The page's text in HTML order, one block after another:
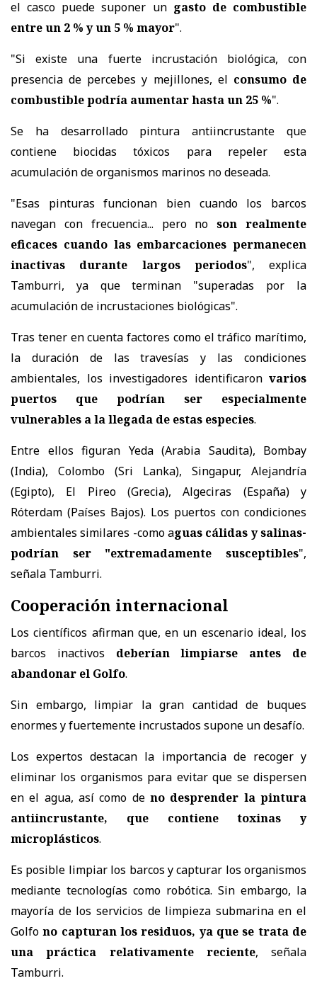
el casco puede suponer un gasto de combustible
entre un 2 % y un 5 % mayor".
"Si existe una fuerte incrustación biológica, con
presencia de percebes y mejillones, el consumo de
combustible podría aumentar hasta un 25 %".
Se ha desarrollado pintura antiincrustante que
contiene biocidas tóxicos para repeler esta
acumulación de organismos marinos no deseada.
"Esas pinturas funcionan bien cuando los barcos
navegan con frecuencia... pero noson realmente
eficaces cuando las embarcaciones permanecen
inactivas durante largos periodos", explica
Tamburri, ya que terminan "superadas por la
acumulación de incrustaciones biológicas".
Tras tener en cuenta factores como el tráfico marítimo,
la duración de las travesías y las condiciones
ambientales, los investigadores identificaronvarios
puertos que podrían ser especialmente
vulnerables a la llegada de estas especies.
Entre ellos figuran Yeda (Arabia Saudita), Bombay
(India), Colombo (Sri Lanka), Singapur, Alejandría
(Egipto), El Pireo (Grecia), Algeciras (España) y
Róterdam (Países Bajos). Los puertos con condiciones
ambientales similares -como aguas cálidas y salinas-
podrían ser "extremadamente susceptibles",
señala Tamburri.
Cooperación internacional
Los científicos afirman que, en un escenario ideal, los
barcos inactivos deberían limpiarse antes de
abandonar el Golfo.
Sin embargo, limpiar la gran cantidad de buques
enormes y fuertemente incrustados supone un desafío.
Los expertos destacan la importancia de recoger y
eliminar los organismos para evitar que se dispersen
en el agua, así como de no desprender la pintura
antiincrustante, que contiene toxinas y
microplásticos.
Es posible limpiar los barcos y capturar los organismos
mediante tecnologías como robótica. Sin embargo, la
mayoría de los servicios de limpieza submarina en el
Golfono capturan los residuos, ya que se trata de
una práctica relativamente reciente, señala
Tamburri.